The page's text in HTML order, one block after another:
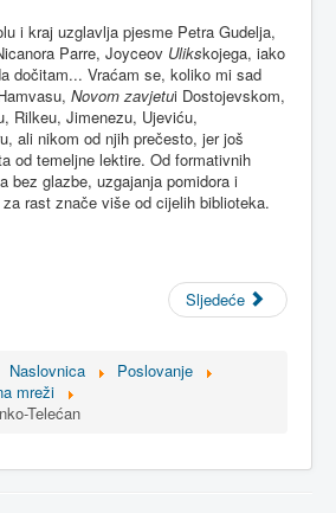
i kraj uzglavlja pjesme Petra Gudelja,
Parre, Joyceov Ulikskojega, iako
dočitam... Vraćam se, koliko mi sad
Novom zavjetui Dostojevskom,
Rilkeu, Jimenezu, Ujeviću,
ali nikom od njih prečesto, jer još
od temeljne lektire. Od formativnih
bez glazbe, uzgajanja pomidora i
rast znače više od cijelih biblioteka.
Sljedeće
Naslovnica
Poslovanje
mreži
Telećan